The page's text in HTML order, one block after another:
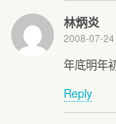
林炳炎
2008-07-24
年底明年
Reply